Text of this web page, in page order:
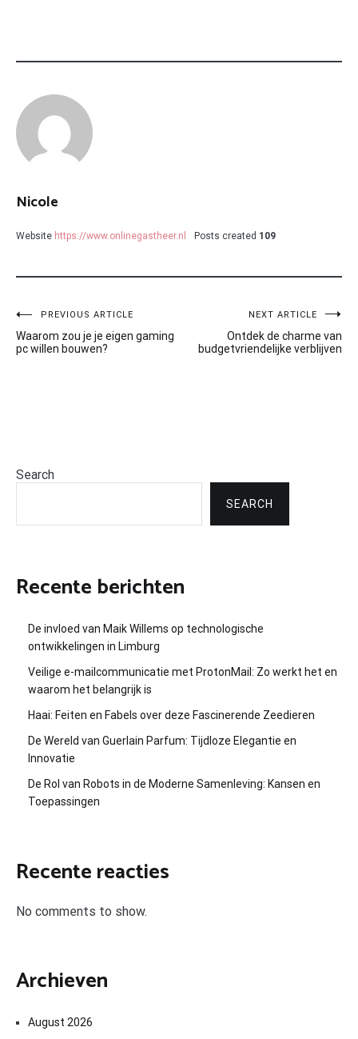
Nicole
Website https://www.onlinegastheer.nl Posts created 109
Post
navigation
PREVIOUS ARTICLE
Waarom zou je je eigen gaming
pc willen bouwen?
NEXT ARTICLE
Ontdek de charme van
budgetvriendelijke verblijven
Search
SEARCH
Recente berichten
De invloed van Maik Willems op technologische
ontwikkelingen in Limburg
Veilige e-mailcommunicatie met ProtonMail: Zo werkt het en
waarom het belangrijk is
Haai: Feiten en Fabels over deze Fascinerende Zeedieren
De Wereld van Guerlain Parfum: Tijdloze Elegantie en
Innovatie
De Rol van Robots in de Moderne Samenleving: Kansen en
Toepassingen
Recente reacties
No comments to show.
Archieven
August 2026